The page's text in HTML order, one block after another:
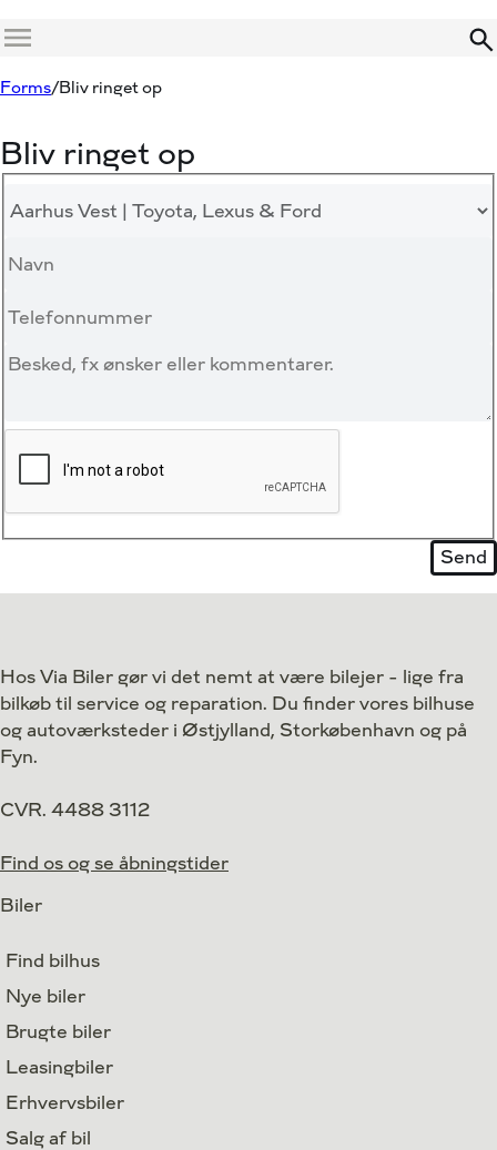
Menu
Forms Bliv ringet op
Bliv ringet op
Hos Via Biler gør vi det nemt at være bilejer - lige fra
bilkøb til service og reparation. Du finder vores bilhuse
og autoværksteder i Østjylland, Storkøbenhavn og på
Fyn.
CVR. 4488 3112
Find os og se åbningstider
Biler
Find bilhus
Nye biler
Brugte biler
Leasingbiler
Erhvervsbiler
Salg af bil